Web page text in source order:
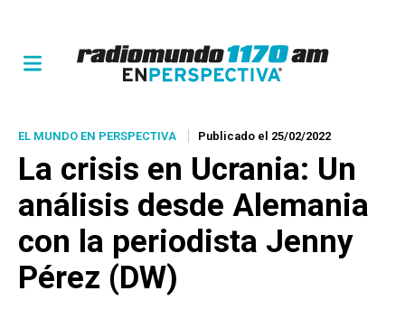
EL MUNDO EN PERSPECTIVA Publicado el 25/02/2022
La crisis en Ucrania: Un
análisis desde Alemania
con la periodista Jenny
Pérez (DW)